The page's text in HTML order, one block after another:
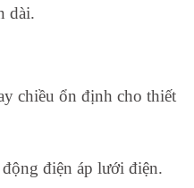
dài.
chiều ổn định cho thiết
điện áp lưới điện.